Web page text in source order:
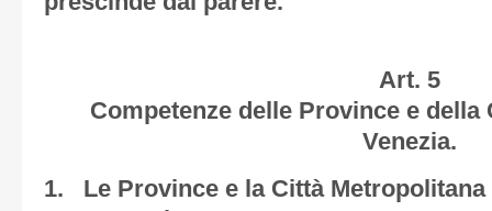
Art. 5
Competenze delle Province e
Venezia.
1. Le Province e la Città Metropolitana